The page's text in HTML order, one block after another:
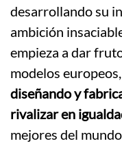
desarrollando su
ambición
empieza a dar
modelos europeos,
diseñando y
rivalizar en
mejores del